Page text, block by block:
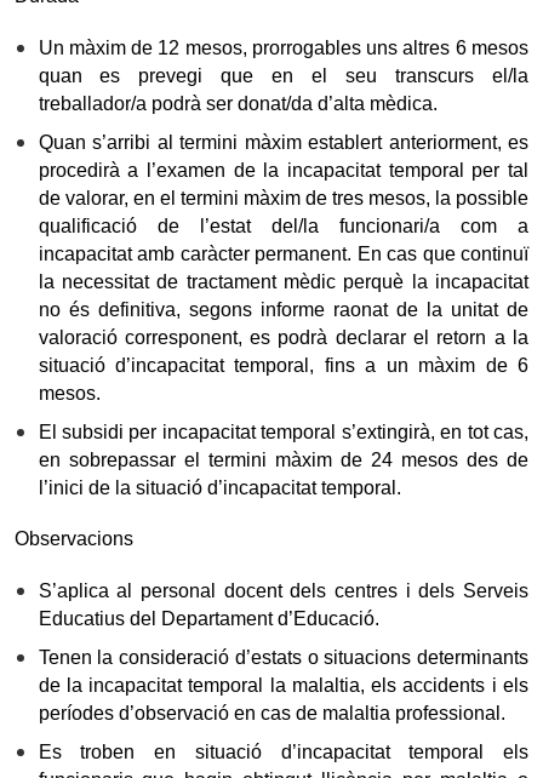
Un màxim de 12 mesos, prorrogables uns altres 6 mesos
quan es prevegi que en el seu transcurs el/la
treballador/a podrà ser donat/da d’alta mèdica.
Quan s’arribi al termini màxim establert anteriorment, es
procedirà a l’examen de la incapacitat temporal per tal
de valorar, en el termini màxim de tres mesos, la possible
qualificació de l’estat del/la funcionari/a com a
incapacitat amb caràcter permanent. En cas que continuï
la necessitat de tractament mèdic perquè la incapacitat
no és definitiva, segons informe raonat de la unitat de
valoració corresponent, es podrà declarar el retorn a la
situació d’incapacitat temporal, fins a un màxim de 6
mesos.
El subsidi per incapacitat temporal s’extingirà, en tot cas,
en sobrepassar el termini màxim de 24 mesos des de
l’inici de la situació d’incapacitat temporal.
Observacions
S’aplica al personal docent dels centres i dels Serveis
Educatius del Departament d’Educació.
Tenen la consideració d’estats o situacions determinants
de la incapacitat temporal la malaltia, els accidents i els
períodes d’observació en cas de malaltia professional.
Es troben en situació d’incapacitat temporal els